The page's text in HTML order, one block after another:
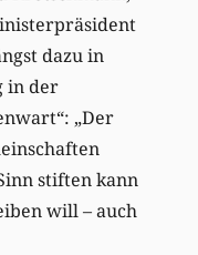
dazu in
in der
„Der
stiften kann
will – auch